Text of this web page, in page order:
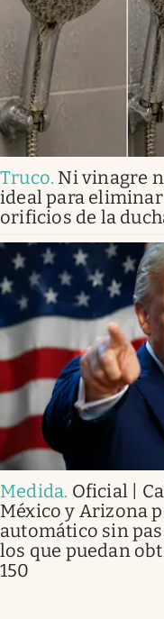
Truco. Ni vinagre
ideal para
orificios de la
Medida. Oficial |
México y Arizona
automático sin
los que puedan
150